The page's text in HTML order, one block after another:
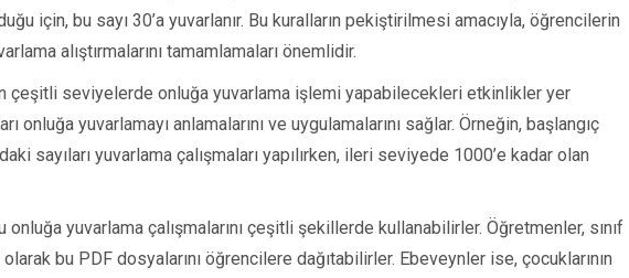
için, bu sayı 30’a yuvarlanır. Bu kuralların pekiştirilmesi amacıyla, öğrencilerin
alıştırmalarını tamamlamaları önemlidir.
çeşitli seviyelerde onluğa yuvarlama işlemi yapabilecekleri etkinlikler yer
onluğa yuvarlamayı anlamalarını ve uygulamalarını sağlar. Örneğin, başlangıç
sayıları yuvarlama çalışmaları yapılırken, ileri seviyede 1000’e kadar olan
yuvarlama çalışmalarını çeşitli şekillerde kullanabilirler. Öğretmenler, sınıf
bu PDF dosyalarını öğrencilere dağıtabilirler. Ebeveynler ise, çocuklarının